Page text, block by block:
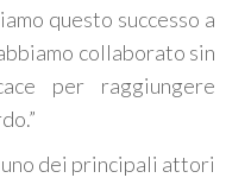
questo successo a
collaborato sin
per raggiungere
dei principali attori